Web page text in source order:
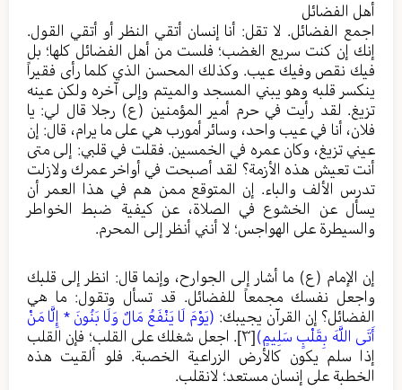
أهل الفضائل
اجمع الفضائل. لا تقل: أنا إنسان أتقي النظر أو أتقي القول.
إنك إن كنت سريع الغضب؛ فلست من أهل الفضائل كلها؛ بل
فيك نقص وفيك عيب. وكذلك المحسن الذي كلما رأى فقيراً
ينكسر قلبه وهو يبني المسجد والميتم وإلى آخره ولكن عينه
تزيغ. لقد رأيت في حرم أمير المؤمنين (ع) رجلا قال لي: يا
فلان، أنا في عيب واحد، وسائر أمورب هي على ما يرام، قال: إن
عيني تزيغ، وكان عمره في الخمسين. فقلت في قلبي: إلى متى
أنت تعيش هذه الأزمة؟ لقد أصبحت في أواخر عمرك ولازلت
تدرس الألف والباء. إن المتوقع ممن هم في هذا العمر أن
يسأل عن الخشوع في الصلاة، عن كيفية ضبط الخواطر
والسيطرة على الهواجس؛ لا أنني أنظر إلى المحرم.
إن الإمام (ع) ما أشار إلى الجوارح، وإنما قال: انظر إلى قلبك
واجعل نفسك مجمعاً للفضائل. قد تسأل وتقول: ما هي
الفضائل؟ إن القرآن يجيبك: (يَوْمَ لَا يَنْفَعُ مَالٌ وَلَا بَنُونَ * إِلَّا مَنْ
أَتَى اللَّهَ بِقَلْبٍ سَلِيمٍ)[٣]
. اجعل شغلك على القلب؛ فإن القلب
إذا سلم يكون كالأرض الزراعية الخصبة. فلو ألقيت هذه
الخطبة على إنسان مستعد؛ لانقلب.